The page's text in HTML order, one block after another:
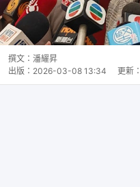
撰文： 潘耀昇
出版： 2026-03-08 13:34 更新：